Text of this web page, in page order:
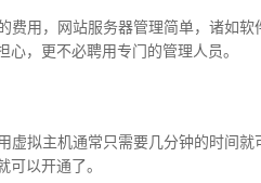
，网站服务器管理简单，诸如软
，更不必聘用专门的管理人员。
主机通常只需要几分钟的时间就
以开通了。